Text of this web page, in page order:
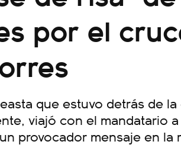
por el
que estuvo detrás de la
viajó con el mandatario
provocador mensaje en la